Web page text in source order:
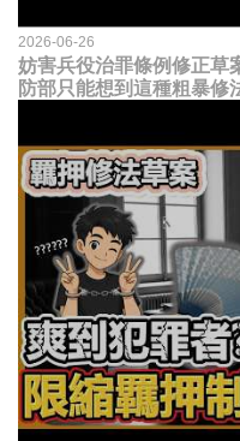
2026-06-26
妨害兵役治罪條例修正草
防部只能想到這種粗暴修